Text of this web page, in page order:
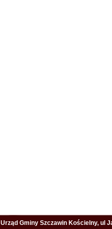
Urząd Gminy Szczawin Kościelny, ul